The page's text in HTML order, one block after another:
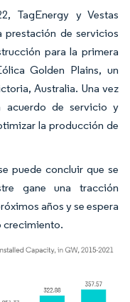
TagEnergy y Vestas
prestación de servicios
para la primera
Golden Plains, un
Australia. Una vez
acuerdo de servicio y
la producción de
puede concluir que se
gane una tracción
años y se espera
crecimiento.